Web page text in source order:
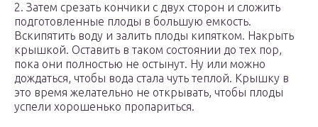
2. Затем срезать кончики с двух сторон и сложить
подготовленные плоды в большую емкость.
Вскипятить воду и залить плоды кипятком. Накрыть
крышкой. Оставить в таком состоянии до тех пор,
пока они полностью не остынут. Ну или можно
дождаться, чтобы вода стала чуть теплой. Крышку в
это время желательно не открывать, чтобы плоды
успели хорошенько пропариться.